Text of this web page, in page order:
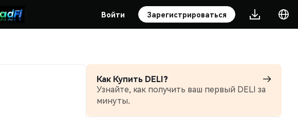
Войти Зарегистрироваться
Как Купить DELI?
Узнайте, как получить ваш первый DELI за
минуты.